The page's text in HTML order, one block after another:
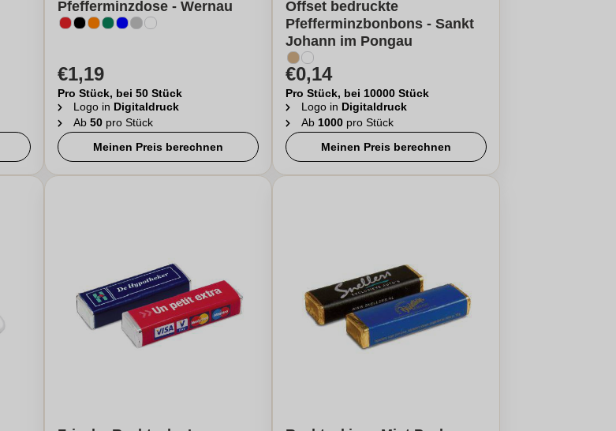
Pfefferminzdose - Wernau
€1,19
Pro Stück, bei 50 Stück
Logo in Digitaldruck
Ab 50pro Stück
Meinen Preis berechnen
Offset bedruckte
Pfefferminzbonbons - Sankt
Johann im Pongau
€0,14
Pro Stück, bei 10000 Stück
Logo in Digitaldruck
Ab 1000pro Stück
Meinen Preis berechnen